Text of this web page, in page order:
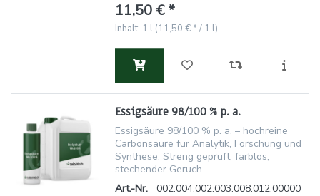
11,50 € *
Inhalt: 1 l (11,50 € * / 1 l)
Essigsäure 98/100 % p. a.
Essigsäure 98/100 % p. a. – hochreine
Carbonsäure für Analytik, Forschung und
Synthese. Streng geprüft, farblos,
stechender Geruch.
Art.-Nr.
002.004.002.003.008.012.00000